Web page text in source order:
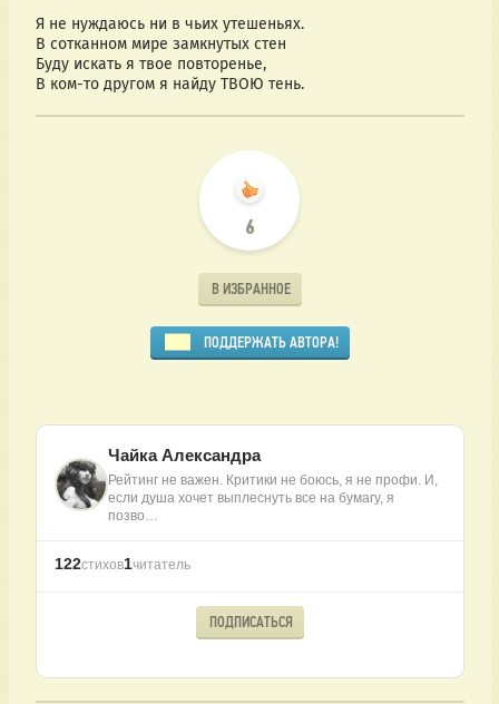
Я не нуждаюсь ни в чьих утешеньях.
В сотканном мире замкнутых стен
Буду искать я твое повторенье,
В ком-то другом я найду ТВОЮ тень.
6
В ИЗБРАННОЕ
ПОДДЕРЖАТЬ АВТОРА!
Чайка Александра
Рейтинг не важен. Критики не боюсь, я не профи. И,
если душа хочет выплеснуть все на бумагу, я
позво…
122стихов1читатель
ПОДПИСАТЬСЯ